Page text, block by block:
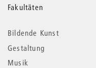
Weitere
Informationen
Fakultäten
Bildende Kunst
Gestaltung
Musik